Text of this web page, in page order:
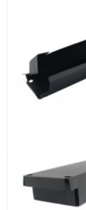
superior contra
eletrônicos
série Formex GK
química, baixa
que pode
materiais
injeção.Podemos
17 e também
precisão em
diferentes